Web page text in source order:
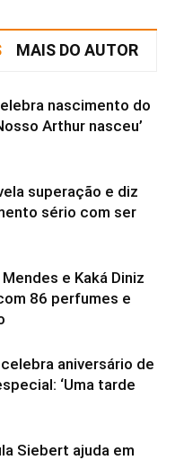
MAIS DO AUTOR
nascimento do
Arthur nasceu’
superação e diz
sério com ser
e Kaká Diniz
86 perfumes e
aniversário de
‘Uma tarde
Siebert ajuda em